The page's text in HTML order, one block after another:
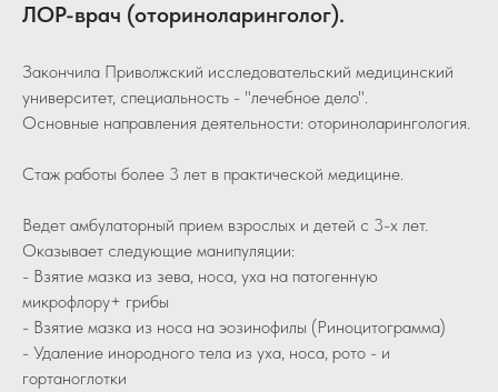
ЛОР-врач (оториноларинголог).
Закончила Приволжский исследовательский медицинский
университет, специальность - "лечебное дело".
Основные направления деятельности: оториноларингология.
Стаж работы более 3 лет в практической медицине.
Ведет амбулаторный прием взрослых и детей с 3-х лет.
Оказывает следующие манипуляции:
- Взятие мазка из зева, носа, уха на патогенную
микрофлору+ грибы
- Взятие мазка из носа на эозинофилы (Риноцитограмма)
- Удаление инородного тела из уха, носа, рото - и
гортаноглотки